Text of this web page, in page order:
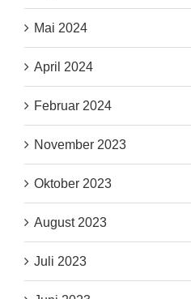
Mai 2024
April 2024
Februar 2024
November 2023
Oktober 2023
August 2023
Juli 2023